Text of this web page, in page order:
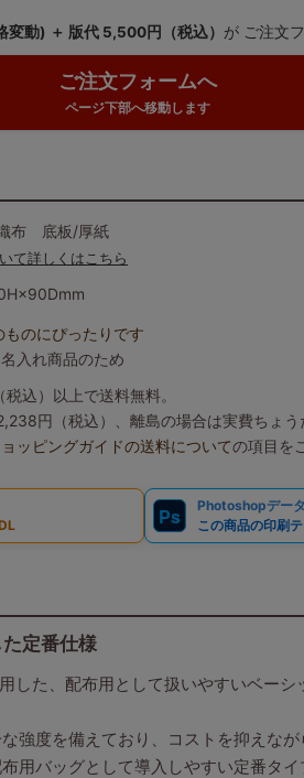
動) ＋ 版代 5,500円（税込） が ご注文
ご注文フォームへ
ページ下部へ移動します
布 底板/厚紙
て詳しくはこちら
ものにぴったりです
入れ商品のため
込）以上で送料無料。
円（税込）、離島の場合は実費ちょう
ョッピングガイドの送料についての項目を
Ps
Photoshopデータ
この商品の印刷
定番仕様
した、配布用として扱いやすいベー
強度を備えており、コストを抑えなが
用バッグとして導入しやすい定番タイ